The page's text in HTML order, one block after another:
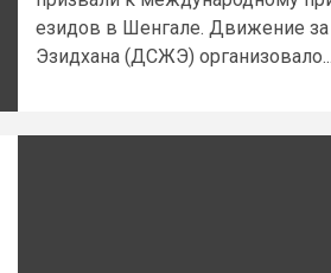
езидов в Шенгале. Движение
Эзидхана (ДСЖЭ) организовало...